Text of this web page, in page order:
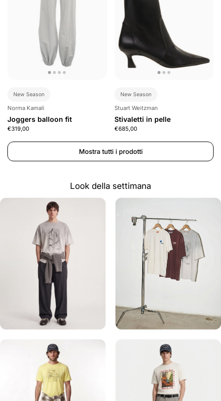
New Season
Norma Kamali
Joggers balloon fit
€319,00
New Season
Stuart Weitzman
Stivaletti in pelle
€685,00
Mostra tutti i prodotti
Look della settimana